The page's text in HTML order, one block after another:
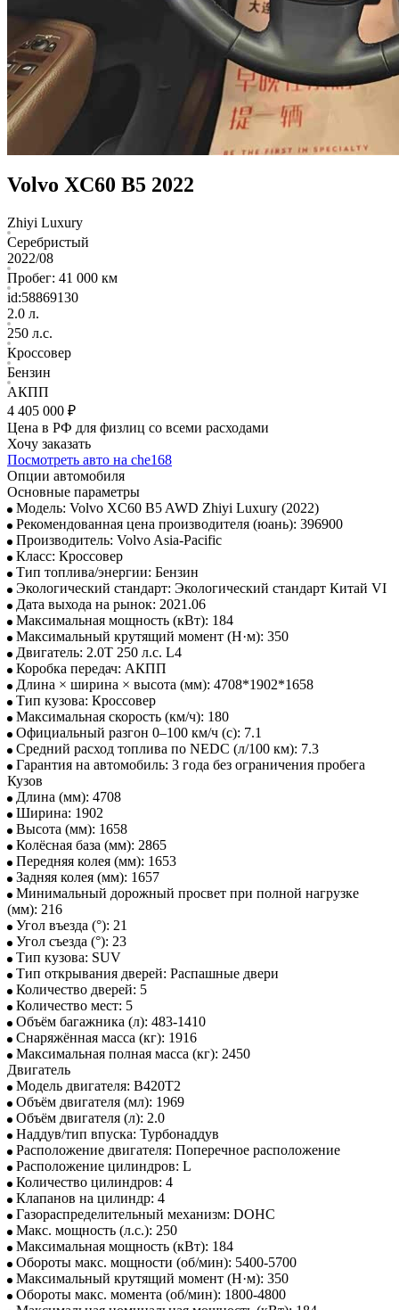
Volvo XC60 B5 2022
Zhiyi Luxury
Серебристый
2022/08
Пробег: 41 000 км
id:58869130
2.0 л.
250 л.с.
Кроссовер
Бензин
АКПП
4 405 000 ₽
Цена в РФ для физлиц со всеми расходами
Хочу заказать
Посмотреть авто на che168
Опции автомобиля
Основные параметры
Модель: Volvo XC60 B5 AWD Zhiyi Luxury (2022)
Рекомендованная цена производителя (юань): 396900
Производитель: Volvo Asia-Pacific
Класс: Кроссовер
Тип топлива/энергии: Бензин
Экологический стандарт: Экологический стандарт Китай VI
Дата выхода на рынок: 2021.06
Максимальная мощность (кВт): 184
Максимальный крутящий момент (Н·м): 350
Двигатель: 2.0T 250 л.с. L4
Коробка передач: АКПП
Длина × ширина × высота (мм): 4708*1902*1658
Тип кузова: Кроссовер
Максимальная скорость (км/ч): 180
Официальный разгон 0–100 км/ч (с): 7.1
Средний расход топлива по NEDC (л/100 км): 7.3
Гарантия на автомобиль: 3 года без ограничения пробега
Кузов
Длина (мм): 4708
Ширина: 1902
Высота (мм): 1658
Колёсная база (мм): 2865
Передняя колея (мм): 1653
Задняя колея (мм): 1657
Минимальный дорожный просвет при полной нагрузке
(мм): 216
Угол въезда (°): 21
Угол съезда (°): 23
Тип кузова: SUV
Тип открывания дверей: Распашные двери
Количество дверей: 5
Количество мест: 5
Объём багажника (л): 483-1410
Снаряжённая масса (кг): 1916
Максимальная полная масса (кг): 2450
Двигатель
Модель двигателя: B420T2
Объём двигателя (мл): 1969
Объём двигателя (л): 2.0
Наддув/тип впуска: Турбонаддув
Расположение двигателя: Поперечное расположение
Расположение цилиндров: L
Количество цилиндров: 4
Клапанов на цилиндр: 4
Газораспределительный механизм: DOHC
Макс. мощность (л.с.): 250
Максимальная мощность (кВт): 184
Обороты макс. мощности (об/мин): 5400-5700
Максимальный крутящий момент (Н·м): 350
Обороты макс. момента (об/мин): 1800-4800